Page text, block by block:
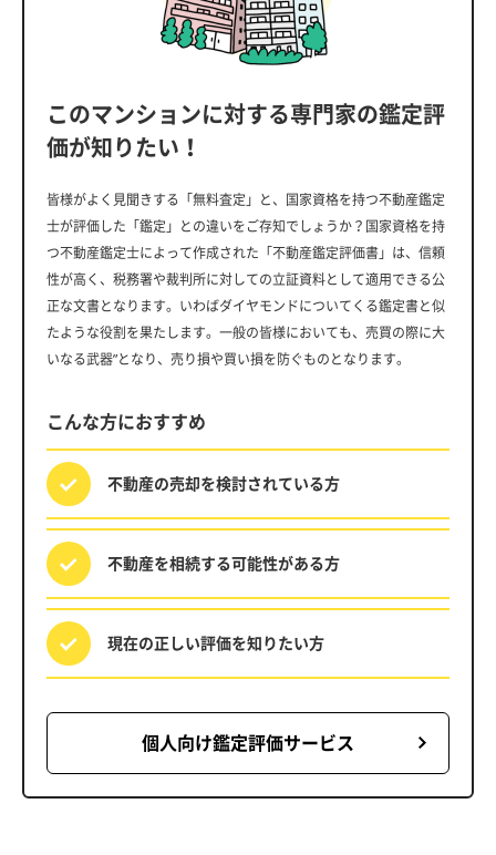
このマンションに対する専門家の鑑定評
価が知りたい！
皆様がよく見聞きする「無料査定」と、国家資格を持つ不動産鑑定
士が評価した「鑑定」との違いをご存知でしょうか？国家資格を持
つ不動産鑑定士によって作成された「不動産鑑定評価書」は、信頼
性が高く、税務署や裁判所に対しての立証資料として適用できる公
正な文書となります。いわばダイヤモンドについてくる鑑定書と似
たような役割を果たします。一般の皆様においても、売買の際に大
いなる武器”となり、売り損や買い損を防ぐものとなります。
こんな方におすすめ
不動産の売却を検討されている方
不動産を相続する可能性がある方
現在の正しい評価を知りたい方
個人向け鑑定評価サービス